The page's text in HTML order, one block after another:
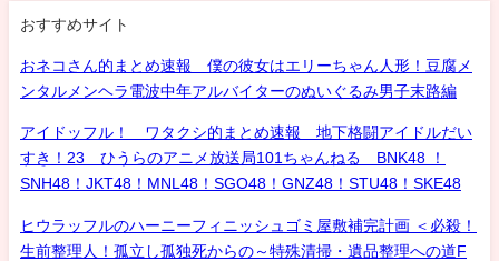
おすすめサイト
おネコさん的まとめ速報 僕の彼女はエリーちゃん人形！豆腐メ
ンタルメンヘラ電波中年アルバイターのぬいぐるみ男子末路編
アイドッフル！ ワタクシ的まとめ速報 地下格闘アイドルだい
すき！23 ひうらのアニメ放送局101ちゃんねる BNK48 ！
SNH48！JKT48！MNL48！SGO48！GNZ48！STU48！SKE48
ヒウラッフルのハーニーフィニッシュゴミ屋敷補完計画 ＜必殺！
生前整理人！孤立し孤独死からの～特殊清掃・遺品整理への道F